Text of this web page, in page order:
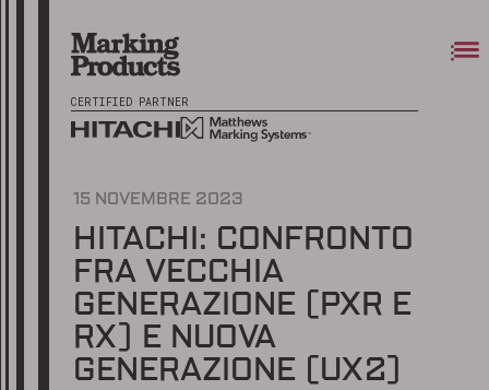
CERTIFIED PARTNER
15 NOVEMBRE 2023
HITACHI: CONFRONTO
FRA VECCHIA
GENERAZIONE (PXR E
RX) E NUOVA
GENERAZIONE (UX2)